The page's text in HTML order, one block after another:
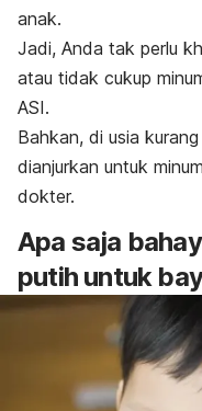
anak.
Jadi, Anda tak perlu
atau tidak cukup
ASI.
Bahkan, di usia
dianjurkan untuk minum
dokter.
Apa saja
putih untuk